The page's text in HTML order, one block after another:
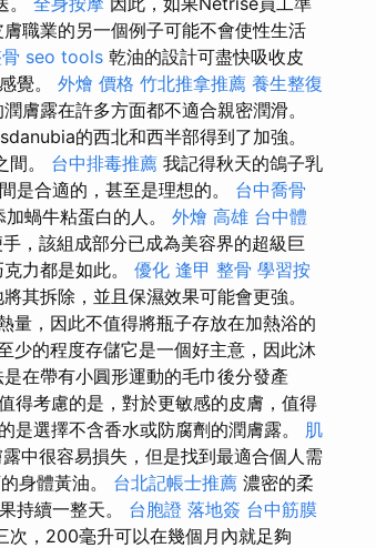
職業的另一個例子可能不會使性生活
seo tools 乾油的設計可盡快吸收皮
覺。 外燴 價格 竹北推拿推薦 養生整復
膚露在許多方面都不適合親密潤滑。
的西北和西半部得到了加強。
間。 台中排毒推薦 我記得秋天的鴿子乳
是合適的，甚至是理想的。 台中喬骨
蝸牛粘蛋白的人。 外燴 高雄 台中體
，該組成部分已成為美容界的超級巨
力都是如此。 優化 逢甲 整骨 學習按
其拆除，並且保濕效果可能會更強。
量，因此不值得將瓶子存放在加熱浴的
少的程度存儲它是一個好主意，因此沐
在帶有小圓形運動的毛巾後分發產
得考慮的是，對於更敏感的皮膚，值得
是選擇不含香水或防腐劑的潤膚露。 肌
中很容易損失，但是找到最適合個人需
身體黃油。 台北記帳士推薦 濃密的柔
持續一整天。 台胞證 落地簽 台中筋膜
次，200毫升可以在幾個月內就足夠